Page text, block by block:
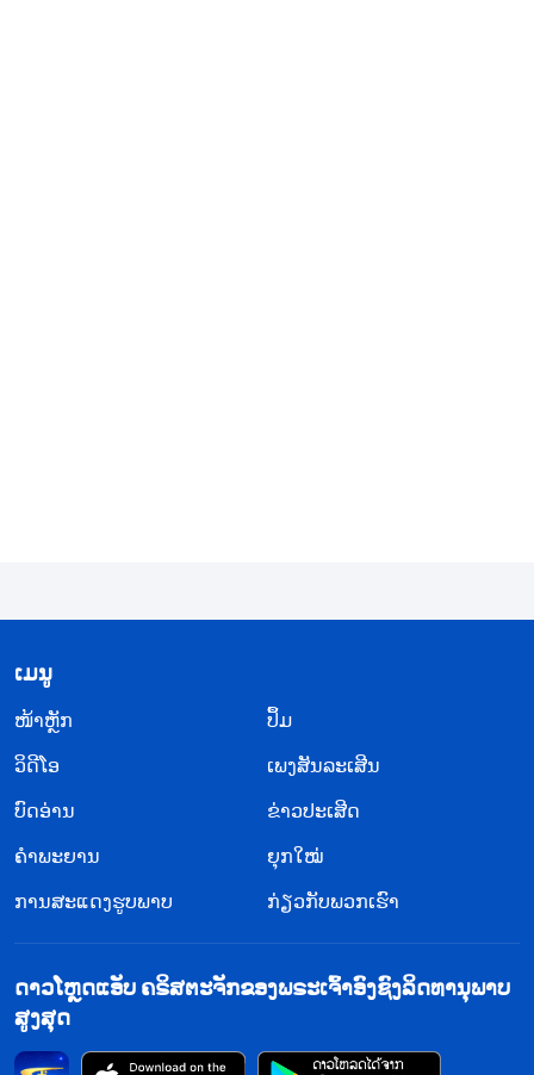
ເວົ້າວ່າ, “ໂອ ແມ່ນແລ້ວ, ແນ່ນອນ. ມີຂ່າວລືວ່າເຈົ້າຕ້ອງໃຊ້
ກົນອຸບາຍສູງສຸດກັບຜູ້ເຊື່ອເຫຼົ່ານັ້ນ. ນັ້ນຄືເຫດຜົນທີ່ພວກ
ເຮົາໃຫ້ເຈົ້າຈັດການເລື່ອງນີ້”. ການໄດ້ຍິນແບບນີ້ເຮັດໃຫ້
ໃຫ້ກັບຂ້ອຍ. ຂ້ອຍໄດ້ອະທິຖານຫາພຣະເຈົ້າຢ່າງງຽບໆ
ແລະ ພຣະທຳເຫຼົ່ານີ້ຈາກພຣະເຢຊູເຈົ້າໄດ້ປາກົດໃນຄວາມ
ຄິດ: “ແລ້ວຢ່າຢ້ານພວກເຂົາທີ່ຂ້າໄດ້ແຕ່ຮ່າງກາຍ, ແຕ່ບໍ່
ສາມາດຂ້າຈິດວິນຍານໄດ້: ແຕ່ກົງກັນຂ້າມ ໃຫ້ຢຳເກງ
ພຣະອົງຜູ້ທີ່ສາມາດທໍາລາຍທັງຈິດວິນຍານ ແລະ ຮ່າງກາຍ
ໃນນະຮົກ
ຮັກສາຊີວິດຂອງເຂົາໄວ້ ກໍ່ຈະສູນເສຍຊີວິດນັ້ນ ແລະ ຜູ້ໃດກໍ່
​ເມ​ນູ
​ໜ້າຫຼັກ
ປຶ້ມ
ວິ​ດີ​ໂອ
ເພງສັນລະເສີນ
ບົດອ່ານ
ຂ່າວປະເສີດ
ຄຳພະຍານ
ຍຸກໃໝ່
ການສະແດງຮູບພາບ
ກ່ຽວກັບພວກເຮົາ
ດາວໂຫຼດແອັບ ຄຣິສຕະຈັກຂອງພຣະເຈົ້າອົງຊົງລິດທານຸພາບ
ສູງສຸດ